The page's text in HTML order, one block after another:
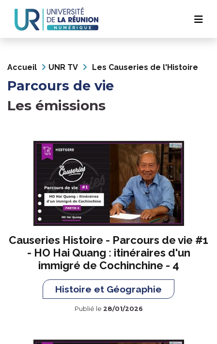
contenu
principal
Navigation
principale
Accueil UNR TV Les Causeries de l'Histoire
Parcours de vie
Les émissions
Causeries Histoire - Parcours de vie #1
- HO Hai Quang : itinéraires d'un
immigré de Cochinchine - 4
Histoire et Géographie
Publié le 28/01/2026